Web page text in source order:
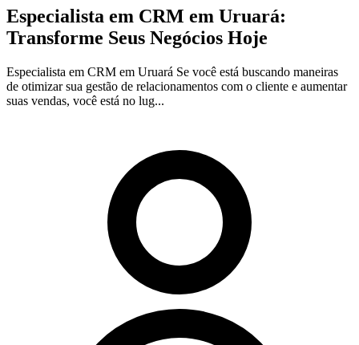
Especialista em CRM em Uruará:
Transforme Seus Negócios Hoje
Especialista em CRM em Uruará Se você está buscando maneiras
de otimizar sua gestão de relacionamentos com o cliente e aumentar
suas vendas, você está no lug...